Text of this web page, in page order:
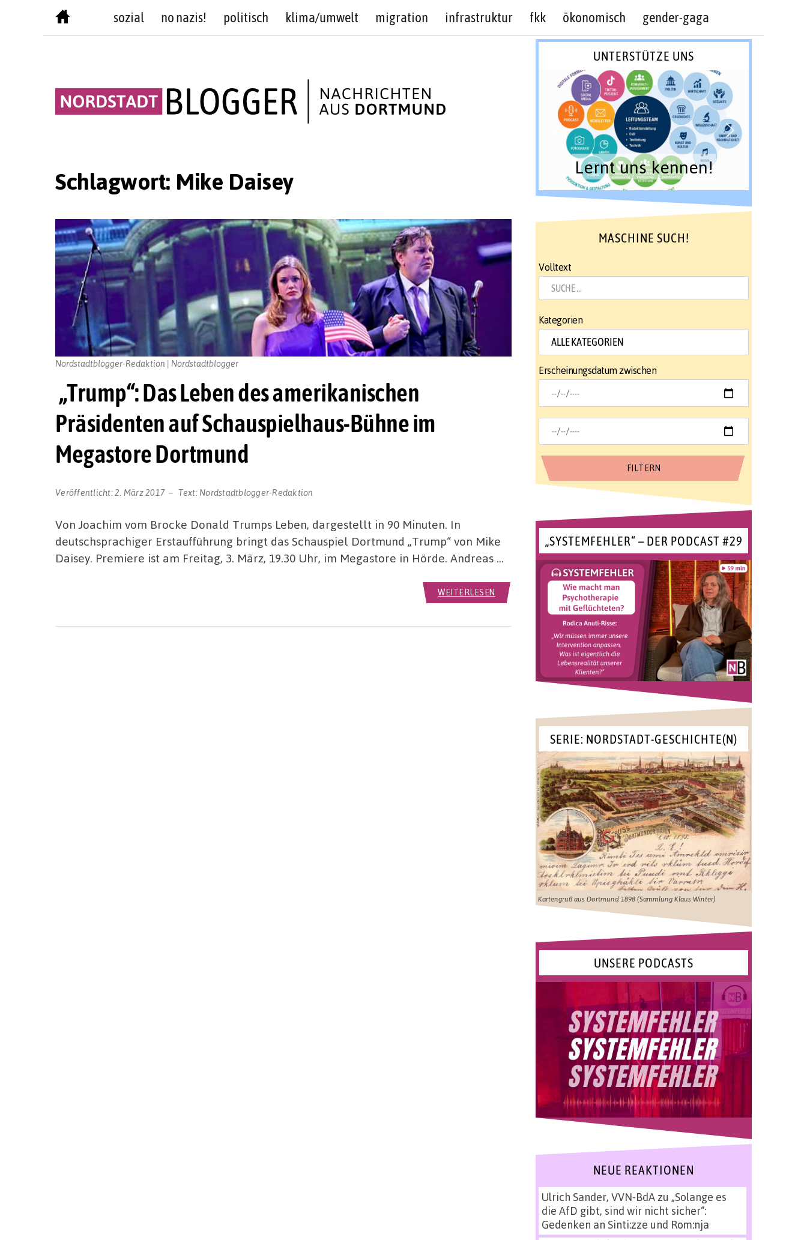
sozial no nazis! politisch klima/umwelt migration infrastruktur fkk ökonomisch gender-gaga
Schlagwort: Mike Daisey
„Trump“: Das Leben des amerikanischen
Präsidenten auf Schauspielhaus-Bühne im
Megastore Dortmund
Veröffentlicht:2. März 2017 Text: Nordstadtblogger-Redaktion
Nordstadtblogger-Redaktion | Nordstadtblogger
Von Joachim vom Brocke Donald Trumps Leben, dargestellt in 90 Minuten. In
deutschsprachiger Erstaufführung bringt das Schauspiel Dortmund „Trump“ von Mike
Daisey. Premiere ist am Freitag, 3. März, 19.30 Uhr, im Megastore in Hörde. Andreas …
WEITERLESEN
UNTERSTÜTZE UNS
Lernt uns kennen!
MASCHINE SUCH!
Volltext
Kategorien
Erscheinungsdatum zwischen
„SYSTEMFEHLER“ – DER PODCAST #29
SERIE: NORDSTADT-GESCHICHTE(N)
Kartengruß aus Dortmund 1898 (Sammlung Klaus Winter)
UNSERE PODCASTS
NEUE REAKTIONEN
Ulrich Sander, VVN-BdAzu „Solange es
die AfD gibt, sind wir nicht sicher“:
Gedenken an Sinti:zze und Rom:nja